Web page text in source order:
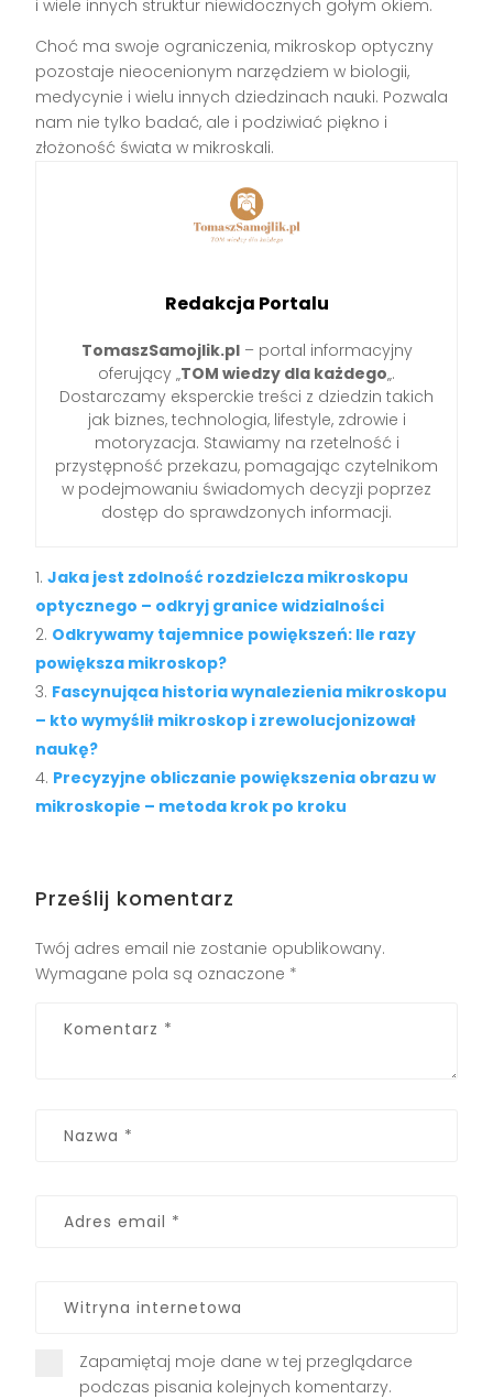
i wiele innych struktur niewidocznych gołym okiem.
Choć ma swoje ograniczenia, mikroskop optyczny
pozostaje nieocenionym narzędziem w biologii,
medycynie i wielu innych dziedzinach nauki. Pozwala
nam nie tylko badać, ale i podziwiać piękno i
złożoność świata w mikroskali.
Redakcja Portalu
TomaszSamojlik.pl– portal informacyjny
oferujący „TOM wiedzy dla każdego„.
Dostarczamy eksperckie treści z dziedzin takich
jak biznes, technologia, lifestyle, zdrowie i
motoryzacja. Stawiamy na rzetelność i
przystępność przekazu, pomagając czytelnikom
w podejmowaniu świadomych decyzji poprzez
dostęp do sprawdzonych informacji.
Jaka jest zdolność rozdzielcza mikroskopu
optycznego – odkryj granice widzialności
Odkrywamy tajemnice powiększeń: Ile razy
powiększa mikroskop?
Fascynująca historia wynalezienia mikroskopu
– kto wymyślił mikroskop i zrewolucjonizował
naukę?
Precyzyjne obliczanie powiększenia obrazu w
mikroskopie – metoda krok po kroku
Prześlij komentarz
Twój adres email nie zostanie opublikowany.
Wymagane pola są oznaczone *
Zapamiętaj moje dane w tej przeglądarce
podczas pisania kolejnych komentarzy.